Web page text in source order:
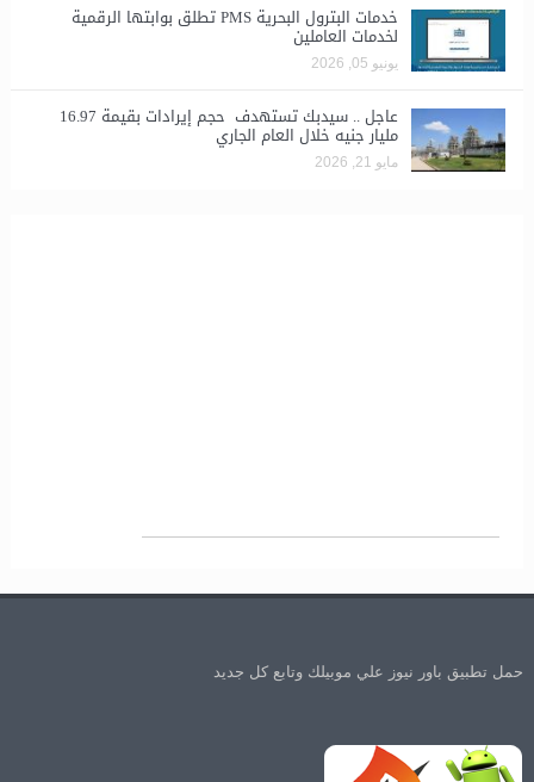
خدمات البترول البحرية PMS تطلق بوابتها الرقمية
لخدمات العاملين
يونيو 05, 2026
عاجل .. سيدبك تستهدف حجم إيرادات بقيمة 16.97
مليار جنيه خلال العام الجاري
مايو 21, 2026
حمل تطبيق باور نيوز علي موبيلك وتابع كل جديد